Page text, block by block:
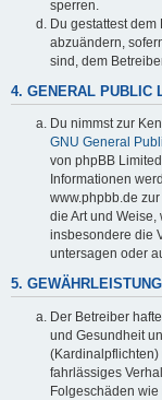
sperren.
Du gestattest
abzuändern,
sind, dem
4. GENERAL PUBLIC
Du nimmst zur
GNU General
von phpBB
Informationen
www.phpbb.de
die Art und
insbesondere die
untersagen oder
5. GEWÄHRLEISTUNG
Der Betreiber
und Gesundheit
fahrlässiges
Folgeschäden